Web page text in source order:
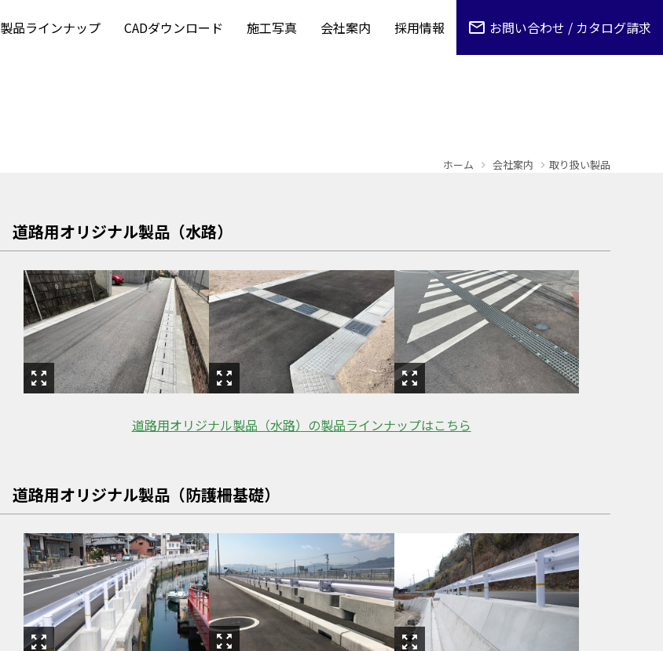
製品ラインナップ CADダウンロード 施工写真 会社案内 採用情報 お問い合わせ / カタログ請求
ホーム 会社案内 取り扱い製品
道路用オリジナル製品（水路）
道路用オリジナル製品（水路）の製品ラインナップはこちら
道路用オリジナル製品（防護柵基礎）